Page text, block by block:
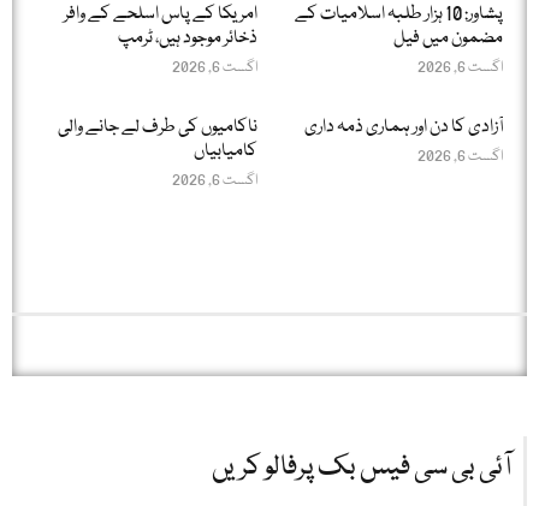
پشاور: 10 ہزار طلبہ اسلامیات کے
مضمون میں فیل
اگست 6, 2026
امریکا کے پاس اسلحے کے وافر
ذخائر موجود ہیں، ٹرمپ
اگست 6, 2026
آزادی کا دن اور ہماری ذمہ داری
اگست 6, 2026
ناکامیوں کی طرف لے جانے والی
کامیابیاں
اگست 6, 2026
آئی بی سی فیس بک پرفالو کریں